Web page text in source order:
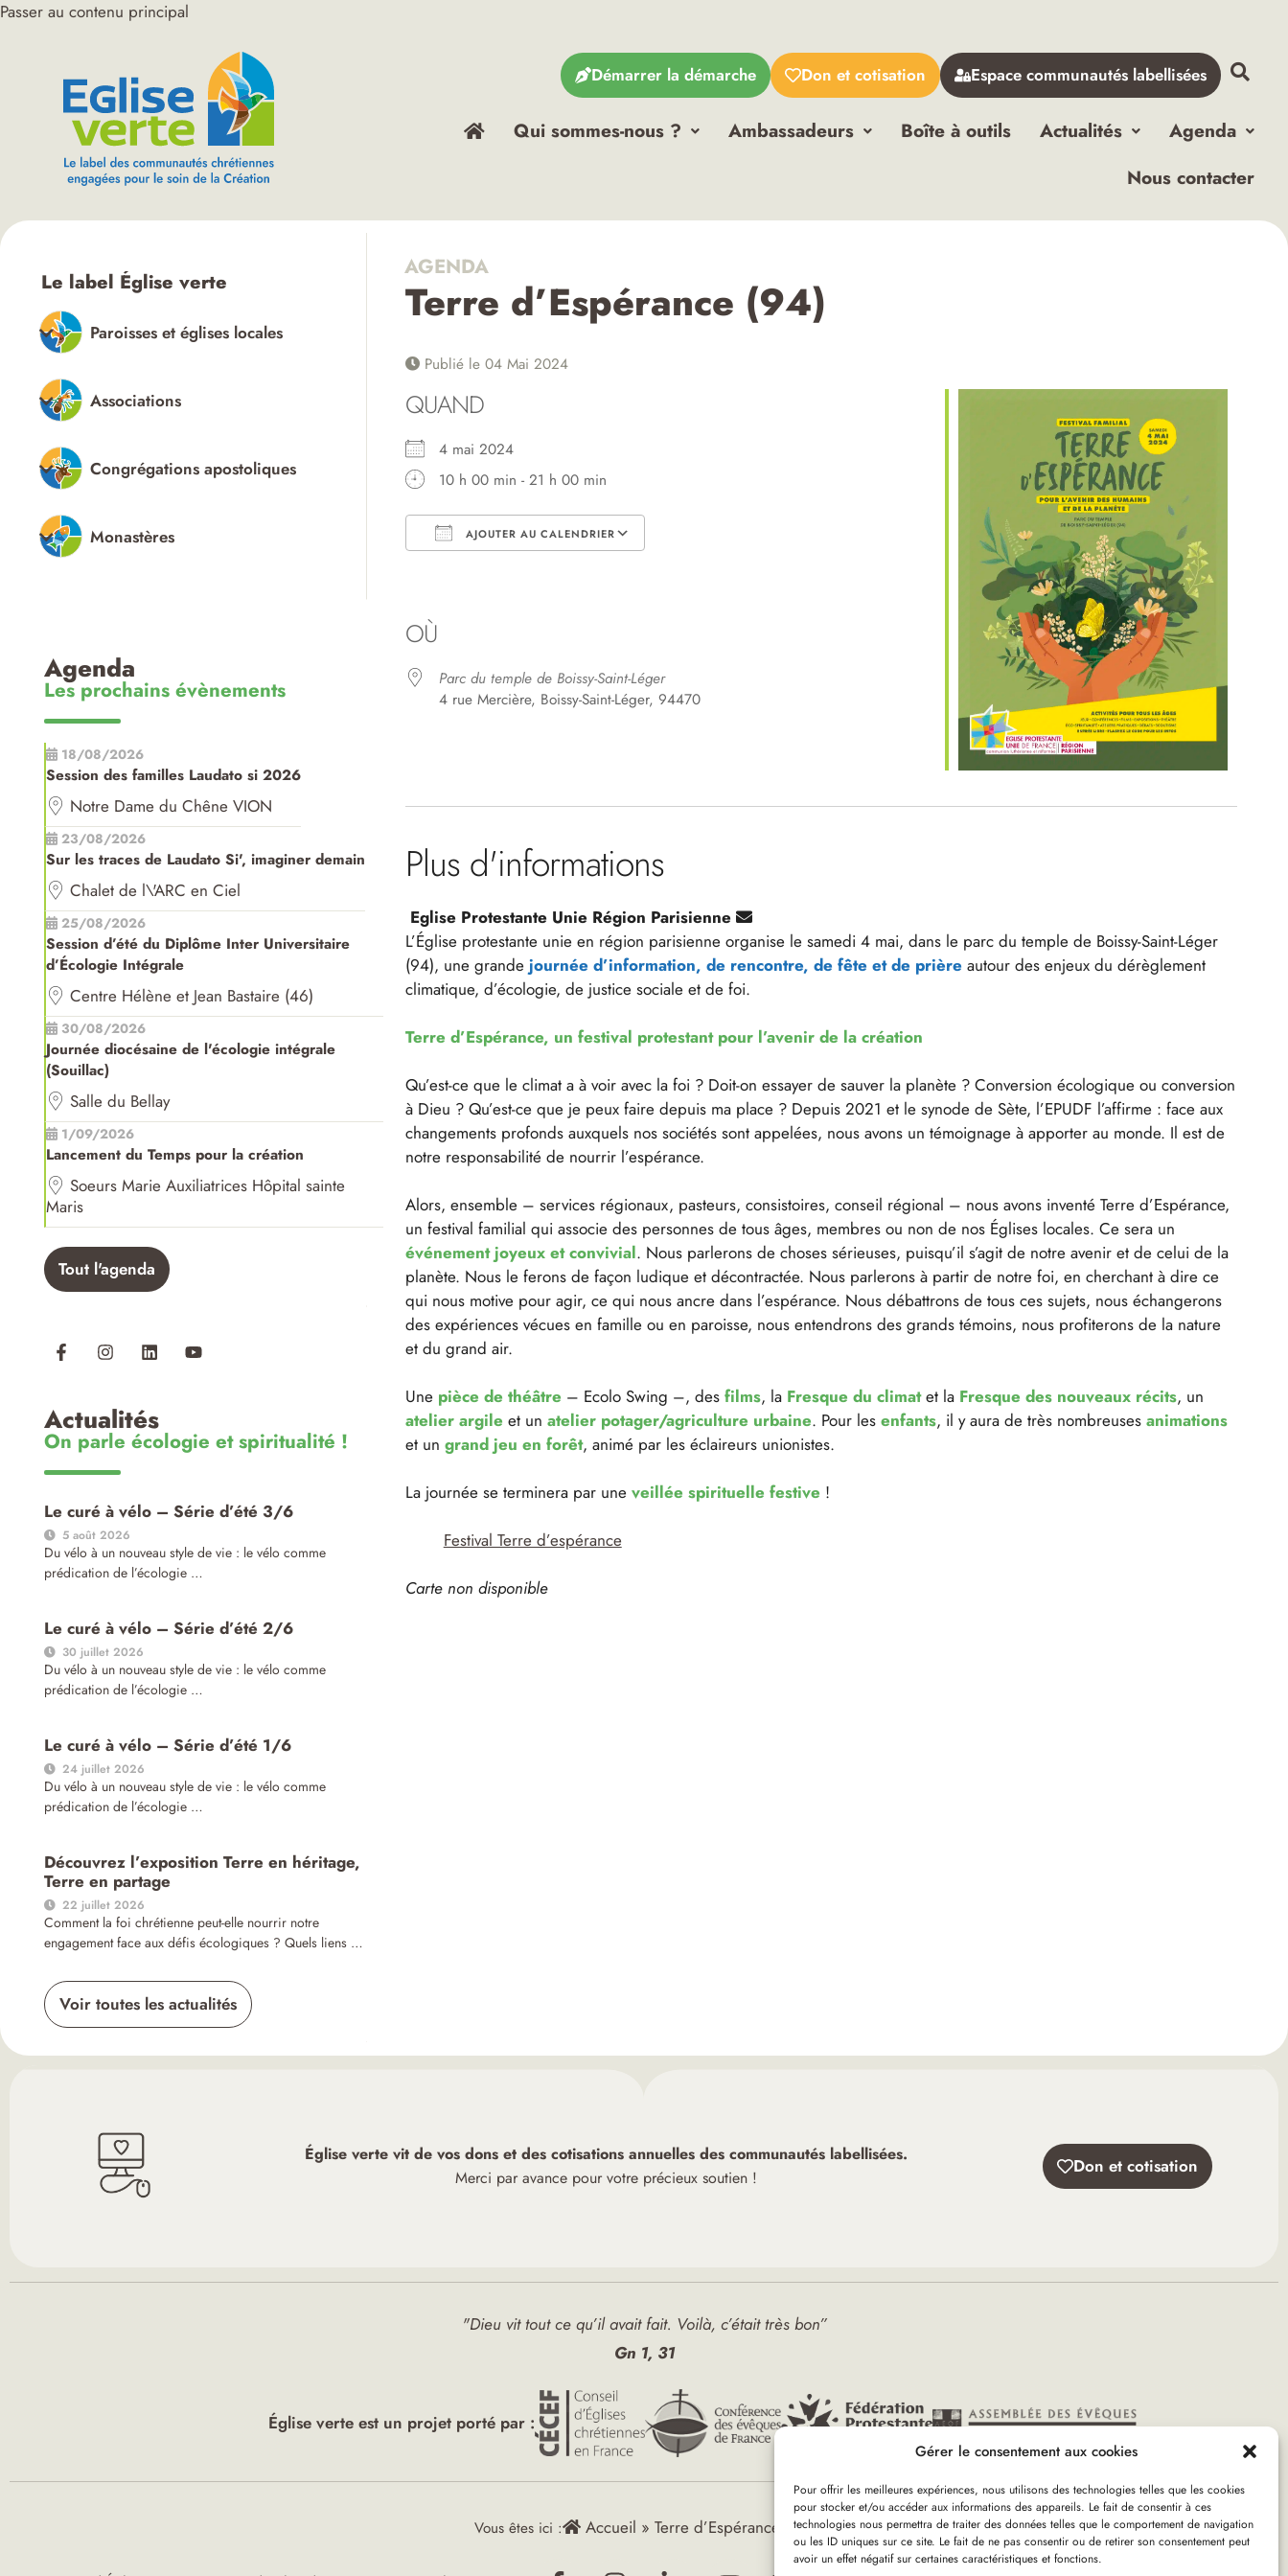
Gérer le consentement aux cookies
Pour offrir les meilleures expériences, nous utilisons des technologies telles que les cookies
pour stocker et/ou accéder aux informations des appareils. Le fait de consentir à ces
technologies nous permettra de traiter des données telles que le comportement de navigation
ou les ID uniques sur ce site. Le fait de ne pas consentir ou de retirer son consentement peut
avoir un effet négatif sur certaines caractéristiques et fonctions.
Passer au contenu principal
Démarrer la démarche Don et cotisation Espace communautés labellisées
Qui sommes-nous ? Ambassadeurs Boîte à outils Actualités
Agenda
Nous contacter
Le label Église verte
Paroisses et églises locales
Associations
Congrégations apostoliques
Monastères
Agenda
Les prochains évènements
18/08/2026
Session des familles Laudato si 2026
Notre Dame du Chêne VION
23/08/2026
Sur les traces de Laudato Si', imaginer demain
Chalet de l\'ARC en Ciel
25/08/2026
Session d’été du Diplôme Inter Universitaire
d’Écologie Intégrale
Centre Hélène et Jean Bastaire (46)
30/08/2026
Journée diocésaine de l'écologie intégrale
(Souillac)
Salle du Bellay
1/09/2026
Lancement du Temps pour la création
Soeurs Marie Auxiliatrices Hôpital sainte
Maris
Tout l'agenda
Actualités
On parle écologie et spiritualité !
Le curé à vélo – Série d’été 3/6
5 août 2026
Du vélo à un nouveau style de vie : le vélo comme
prédication de l’écologie …
Le curé à vélo – Série d’été 2/6
30 juillet 2026
Du vélo à un nouveau style de vie : le vélo comme
prédication de l’écologie …
Le curé à vélo – Série d’été 1/6
24 juillet 2026
Du vélo à un nouveau style de vie : le vélo comme
prédication de l’écologie …
Découvrez l’exposition Terre en héritage,
Terre en partage
22 juillet 2026
Comment la foi chrétienne peut-elle nourrir notre
engagement face aux défis écologiques ? Quels liens …
Voir toutes les actualités
AGENDA
Terre d’Espérance (94)
Publié le 04 Mai 2024
QUAND
4 mai 2024
10 h 00 min - 21 h 00 min
AJOUTER AU CALENDRIER
Office 365
OÙ
Parc du temple de Boissy-Saint-Léger
4 rue Mercière, Boissy-Saint-Léger, 94470
Plus d'informations
Eglise Protestante Unie Région Parisienne
L’Église protestante unie en région parisienne organise le samedi 4 mai, dans le parc du temple de Boissy-Saint-Léger
(94), une grande journée d’information, de rencontre, de fête et de prière autour des enjeux du dérèglement
climatique, d’écologie, de justice sociale et de foi.
Terre d’Espérance, un festival protestant pour l’avenir de la création
Qu’est-ce que le climat a à voir avec la foi ? Doit-on essayer de sauver la planète ? Conversion écologique ou conversion
à Dieu ? Qu’est-ce que je peux faire depuis ma place ? Depuis 2021 et le synode de Sète, l’EPUDF l’affirme : face aux
changements profonds auxquels nos sociétés sont appelées, nous avons un témoignage à apporter au monde. Il est de
notre responsabilité de nourrir l’espérance.
Alors, ensemble – services régionaux, pasteurs, consistoires, conseil régional – nous avons inventé Terre d’Espérance,
un festival familial qui associe des personnes de tous âges, membres ou non de nos Églises locales. Ce sera un
événement joyeux et convivial. Nous parlerons de choses sérieuses, puisqu’il s’agit de notre avenir et de celui de la
planète. Nous le ferons de façon ludique et décontractée. Nous parlerons à partir de notre foi, en cherchant à dire ce
qui nous motive pour agir, ce qui nous ancre dans l’espérance. Nous débattrons de tous ces sujets, nous échangerons
des expériences vécues en famille ou en paroisse, nous entendrons des grands témoins, nous profiterons de la nature
et du grand air.
Une pièce de théâtre – Ecolo Swing –, des films, la Fresque du climatet la Fresque des nouveaux récits, un
atelier argile et un atelier potager/agriculture urbaine. Pour les enfants, il y aura de très nombreuses animations
et un grand jeu en forêt, animé par les éclaireurs unionistes.
La journée se terminera par une veillée spirituelle festive !
Festival Terre d’espérance
Carte non disponible
Église verte vit de vos dons et des cotisations annuelles des communautés labellisées.
Merci par avance pour votre précieux soutien !
Don et cotisation
"Dieu vit tout ce qu’il avait fait. Voilà, c’était très bon”
Gn 1, 31
Église verte est un projet porté par :
Vous êtes ici : Accueil » Terre d’Espérance (94)